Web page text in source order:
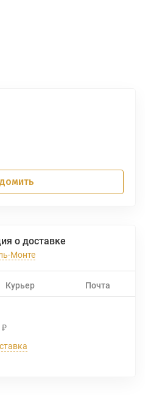
о доставке
Монте
Курьер Почта
₽